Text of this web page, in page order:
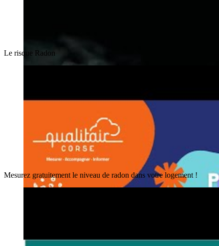
Le risque Radon
Mesurez gratuitement le niveau de radon dans votre logement !